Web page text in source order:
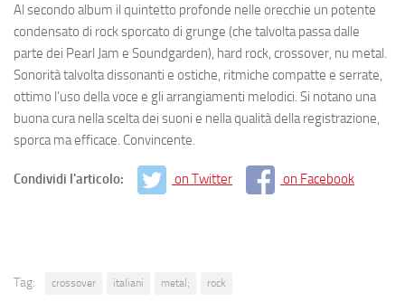
Al secondo album il quintetto profonde nelle orecchie un potente
condensato di rock sporcato di grunge (che talvolta passa dalle
parte dei Pearl Jam e Soundgarden), hard rock, crossover, nu metal.
Sonorità talvolta dissonanti e ostiche, ritmiche compatte e serrate,
ottimo l’uso della voce e gli arrangiamenti melodici. Si notano una
buona cura nella scelta dei suoni e nella qualità della registrazione,
sporca ma efficace. Convincente.
Condividi l'articolo: on Twitter on Facebook
Tag: crossover italiani metal; rock